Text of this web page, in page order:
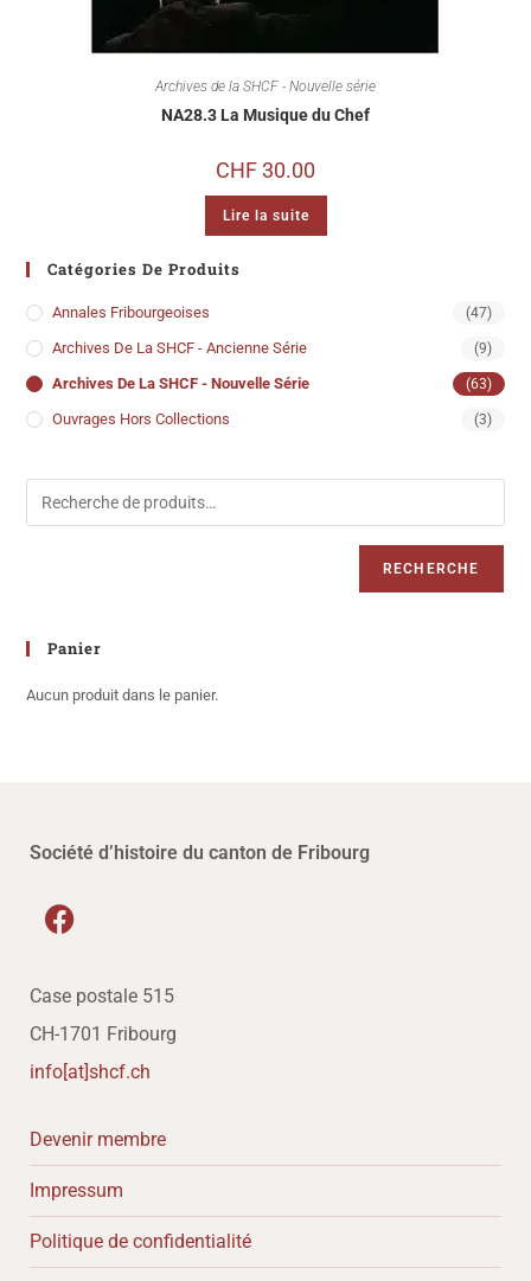
Archives de la SHCF - Nouvelle série
NA28.3 La Musique du Chef
CHF30.00
Lire la suite
Catégories De Produits
Annales Fribourgeoises (47)
Archives De La SHCF - Ancienne Série (9)
Archives De La SHCF - Nouvelle Série (63)
Ouvrages Hors Collections (3)
RECHERCHE
Panier
Aucun produit dans le panier.
Société d’histoire du canton de Fribourg
Case postale 515
CH-1701 Fribourg
info[at]shcf.ch
Devenir membre
Impressum
Politique de confidentialité